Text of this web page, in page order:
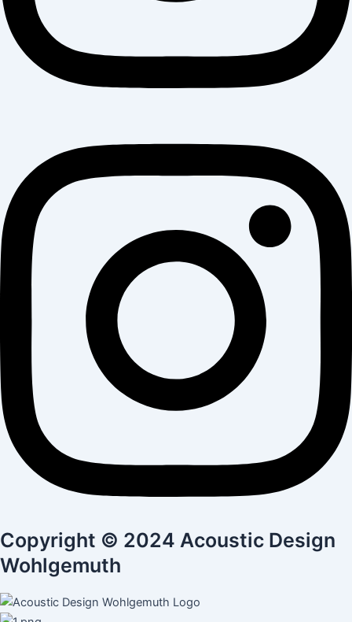
Copyright © 2024 Acoustic Design
Wohlgemuth